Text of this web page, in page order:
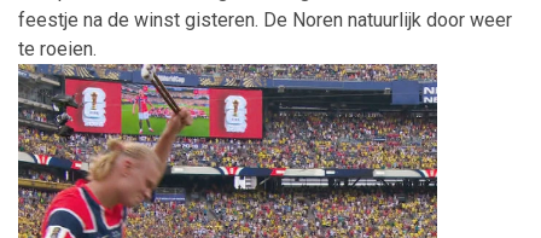
feestje na de winst gisteren. De Noren natuurlijk door weer
te roeien.